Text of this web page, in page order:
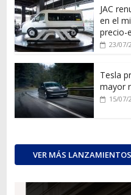
JAC
en el
precio-
23/07/
Tesla
mayor
15/07/
VER MÁS